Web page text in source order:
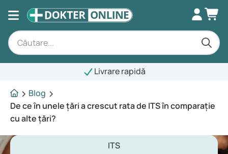
Livrare rapidă
Blog
De ce în unele țări a crescut rata de ITS în comparație
cu alte țări?
ITS